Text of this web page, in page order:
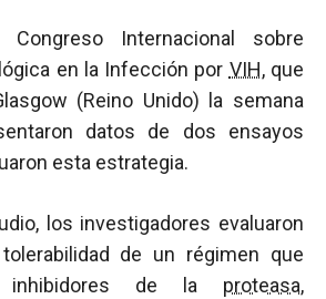
Internacional sobre
en la Infección por VIH, que
(Reino Unido) la semana
datos de dos ensayos
esta estrategia.
los investigadores evaluaron
de un régimen que
inhibidores de la proteasa,